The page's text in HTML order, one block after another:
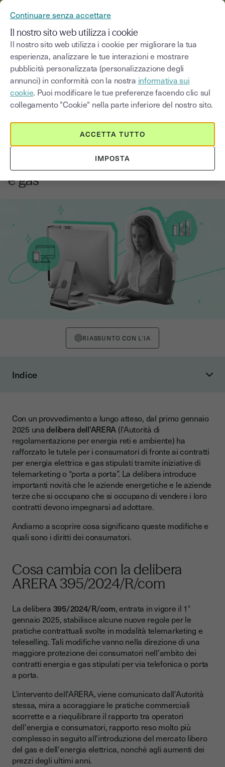
Blog
Seleziona una categoria Saisissez un terme
La delibera ARERA sul
telemarketing per energia elettrica
e gas
RIASSUNTO CON L’IA
Indice
In caso di contratti via telefono, il cliente deve confermare di
aver ricevuto il documento scritto
Aumentano i tempi per il diritto di ripensamento in caso di
contratti porta a porta
Su supporto durevole anche le modifiche delle condizioni
contrattuali
Preavviso di tre mesi per variazioni unilaterali e rinnovi
conosciuti al destinatario
I diritti dei consumatori riguardo a telemarketing e chiamate
indesiderate
aggressivo
La firma elettronica, una tutela in più per consumatori e
aziende
Con un provvedimento a lungo atteso, dal primo gennaio
2025 unadelibera dell'ARERA (l'Autorità di
regolamentazione per energia reti e ambiente) ha
rafforzato le tutele per i consumatori di fronte ai contratti
per energia elettrica e gas stipulati tramite iniziative di
telemarketing o “porta a porta”. La delibera introduce
importanti novità che le aziende energetiche e le aziende
terze che si occupano che si occupano di vendere i loro
contratti devono impegnarsi ad adottare.
Andiamo a scoprire cosa significano queste modifiche e
quali sono i diritti dei consumatori.
Cosa cambia con la delibera
ARERA 395/2024/R/com
La delibera 395/2024/R/com, entrata in vigore il 1°
gennaio 2025, stabilisce alcune nuove regole per le
pratiche contrattuali svolte in modalità telemarketing e
teleselling. Tali modifiche vanno nella direzione di una
maggiore protezione dei consumatori nell'ambito dei
contratti energia e gas stipulati per via telefonica o porta
a porta.
L'intervento dell'ARERA, viene comunicato dall'Autorità
stessa, mira a scoraggiare le pratiche commerciali
scorrette e a riequilibrare il rapporto tra operatori
dell'energia e consumatori, rapporto reso molto più
complesso in seguito all'introduzione del mercato libero
del gas e dell'energia elettrica, nonché agli aumenti dei
prezzi degli ultimi anni.
Continuare senza accettare
Il nostro sito web utilizza i cookie
Il nostro sito web utilizza i cookie per migliorare la tua
esperienza, analizzare le tue interazioni e mostrare
pubblicità personalizzata (personalizzazione degli
annunci) in conformità con la nostra informativa sui
cookie. Puoi modificare le tue preferenze facendo clic sul
collegamento "Cookie" nella parte inferiore del nostro sito.
IMPOSTA
ACCETTA TUTTO